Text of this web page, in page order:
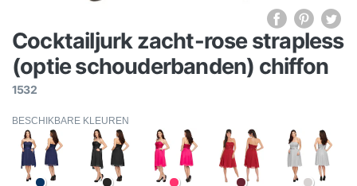
Cocktailjurk zacht-rose strapless
(optie schouderbanden) chiffon
1532
BESCHIKBARE KLEUREN